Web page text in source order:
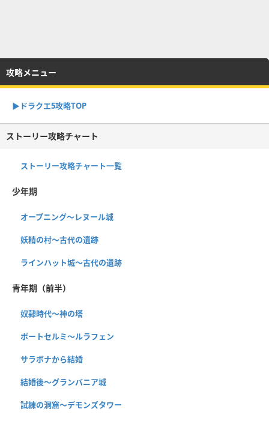
攻略メニュー
▶︎ドラクエ5攻略TOP
ストーリー攻略チャート
ストーリー攻略チャート一覧
少年期
オープニング～レヌール城
妖精の村～古代の遺跡
ラインハット城〜古代の遺跡
青年期（前半）
奴隷時代～神の塔
ポートセルミ～ルラフェン
サラボナから結婚
結婚後～グランバニア城
試練の洞窟〜デモンズタワー